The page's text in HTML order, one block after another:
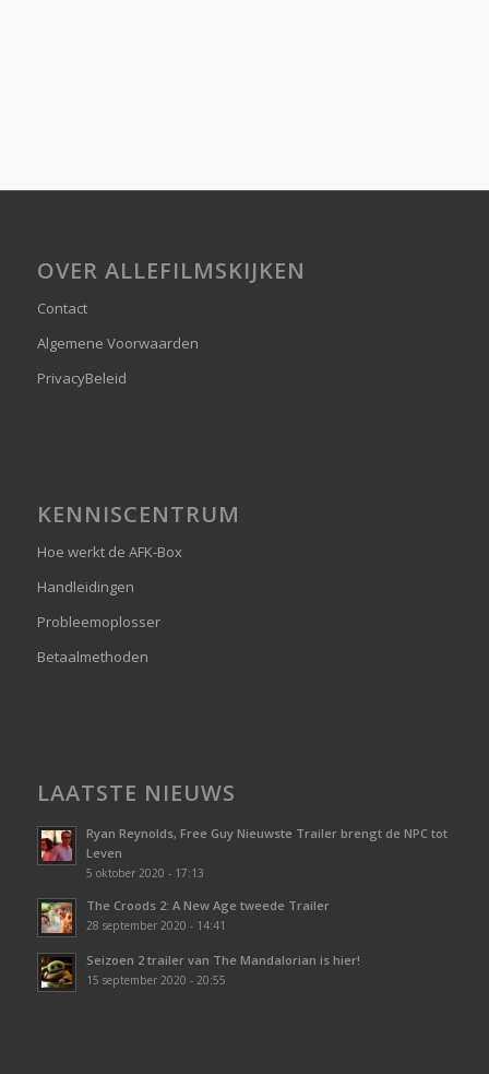
OVER ALLEFILMSKIJKEN
Contact
Algemene Voorwaarden
PrivacyBeleid
KENNISCENTRUM
Hoe werkt de AFK-Box
Handleidingen
Probleemoplosser
Betaalmethoden
LAATSTE NIEUWS
Ryan Reynolds, Free Guy Nieuwste Trailer brengt de NPC tot
Leven
5 oktober 2020 - 17:13
The Croods 2: A New Age tweede Trailer
28 september 2020 - 14:41
Seizoen 2 trailer van The Mandalorian is hier!
15 september 2020 - 20:55